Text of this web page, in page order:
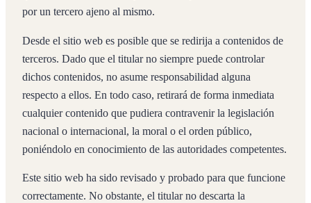
por un tercero ajeno al mismo.
Desde el sitio web es posible que se redirija a contenidos de
terceros. Dado que el titular no siempre puede controlar
dichos contenidos, no asume responsabilidad alguna
respecto a ellos. En todo caso, retirará de forma inmediata
cualquier contenido que pudiera contravenir la legislación
nacional o internacional, la moral o el orden público,
poniéndolo en conocimiento de las autoridades competentes.
Este sitio web ha sido revisado y probado para que funcione
correctamente. No obstante, el titular no descarta la